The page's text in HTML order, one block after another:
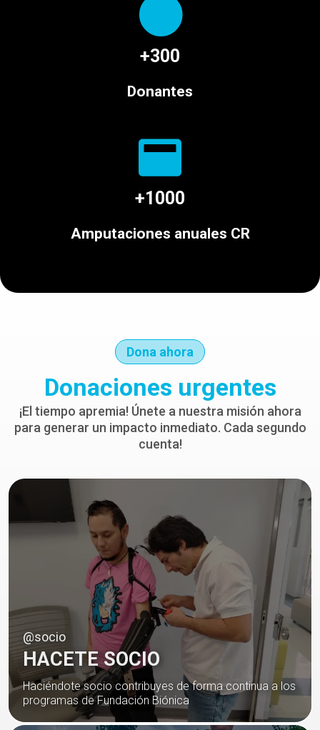
+300
Donantes
+1000
Amputaciones anuales CR
Dona ahora
Donaciones urgentes
¡El tiempo apremia! Únete a nuestra misión ahora
para generar un impacto inmediato. Cada segundo
cuenta!
@socio
HACETE SOCIO
Haciéndote socio contribuyes de forma continua a los
programas de Fundación Biónica